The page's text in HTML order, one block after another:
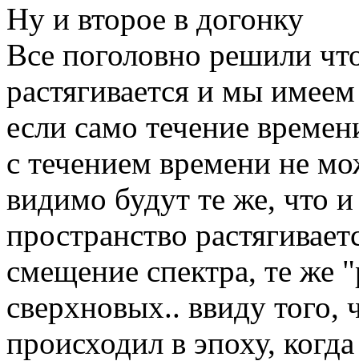
Ну и второе в догонку
Все поголовно решили
растягивается и мы
если само течение
с течением времени не
видимо будут те же, что
пространство
смещение спектра, те же
сверхновых.. ввиду
происходил в эпоху,